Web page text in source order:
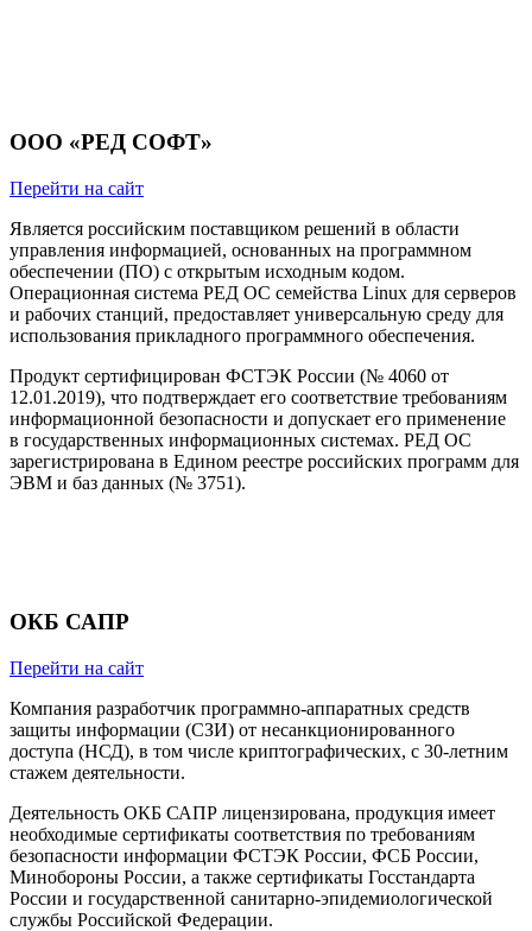
ООО «РЕД СОФТ»
Перейти на сайт
Является российским поставщиком решений в области
управления информацией, основанных на программном
обеспечении (ПО) с открытым исходным кодом.
Операционная система РЕД ОС семейства Linux для серверов
и рабочих станций, предоставляет универсальную среду для
использования прикладного программного обеспечения.
Продукт сертифицирован ФСТЭК России (№ 4060 от
12.01.2019), что подтверждает его соответствие требованиям
информационной безопасности и допускает его применение
в государственных информационных системах. РЕД ОС
зарегистрирована в Едином реестре российских программ для
ЭВМ и баз данных (№ 3751).
ОКБ САПР
Перейти на сайт
Компания разработчик программно-аппаратных средств
защиты информации (СЗИ) от несанкционированного
доступа (НСД), в том числе криптографических, с 30-летним
стажем деятельности.
Деятельность ОКБ САПР лицензирована, продукция имеет
необходимые сертификаты соответствия по требованиям
безопасности информации ФСТЭК России, ФСБ России,
Минобороны России, а также сертификаты Госстандарта
России и государственной санитарно-эпидемиологической
службы Российской Федерации.